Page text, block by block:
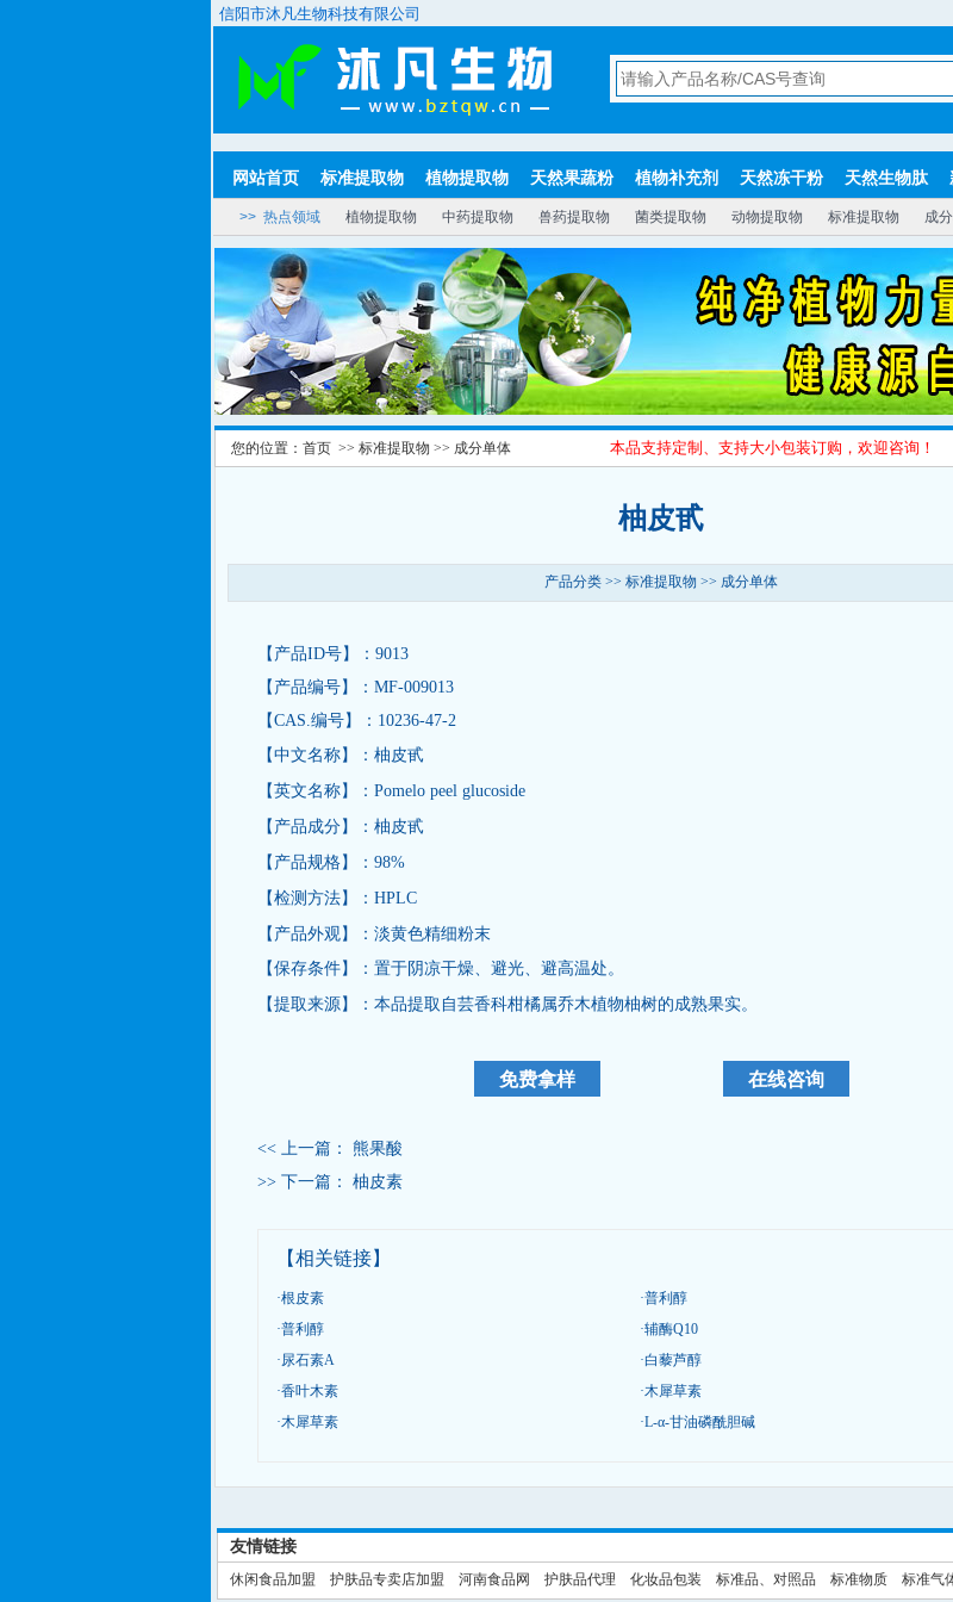
信阳市沐凡生物科技有限公司
网站首页 标准提取物 植物提取物 天然果蔬粉 植物补充剂 天然冻干粉 天然生物肽
>> 热点领域 植物提取物 中药提取物 兽药提取物 菌类提取物 动物提取物 标准提取物 成
您的位置： 首页 >> 标准提取物 >> 成分单体 本品支持定制、支持大小包装订购，欢迎咨询！
柚皮甙
产品分类 >> 标准提取物 >> 成分单体
【产品ID号】：9013
【产品编号】：MF-009013
【CAS.编号】：10236-47-2
【中文名称】：柚皮甙
【英文名称】：Pomelo peel glucoside
【产品成分】：柚皮甙
【产品规格】：98%
【检测方法】：HPLC
【产品外观】：淡黄色精细粉末
【保存条件】：置于阴凉干燥、避光、避高温处。
【提取来源】：本品提取自芸香科柑橘属乔木植物柚树的成熟果实。
<< 上一篇： 熊果酸
>> 下一篇： 柚皮素
【相关链接】
·根皮素 ·普利醇
·普利醇 ·辅酶Q10
·尿石素A ·白藜芦醇
·香叶木素 ·木犀草素
·木犀草素 ·L-α-甘油磷酰胆碱
友情链接
休闲食品加盟 护肤品专卖店加盟 河南食品网 护肤品代理 化妆品包装 标准品、对照品 标准物质 标准气